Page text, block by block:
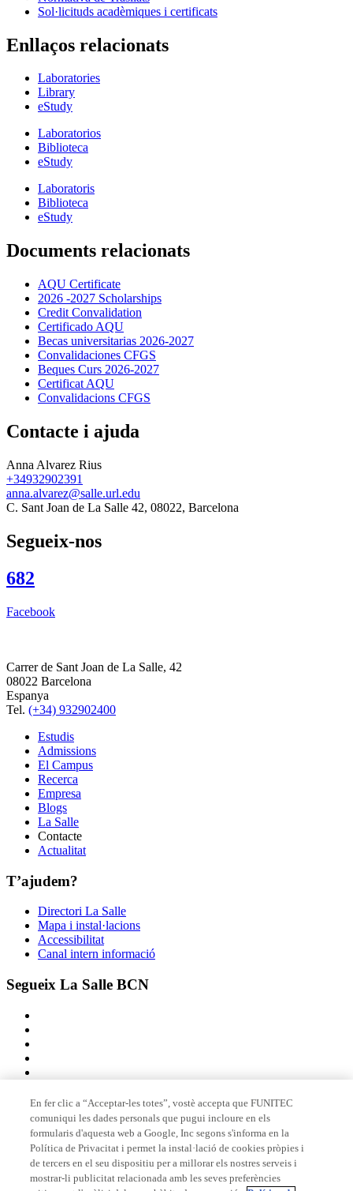
Sol·licituds acadèmiques i certificats
Enllaços relacionats
Laboratories
Library
eStudy
Laboratorios
Biblioteca
eStudy
Laboratoris
Biblioteca
eStudy
Documents relacionats
AQU Certificate
2026 -2027 Scholarships
Credit Convalidation
Certificado AQU
Becas universitarias 2026-2027
Convalidaciones CFGS
Beques Curs 2026-2027
Certificat AQU
Convalidacions CFGS
Contacte i ajuda
Anna Alvarez Rius
+34932902391
anna.alvarez@salle.url.edu
C. Sant Joan de La Salle 42, 08022, Barcelona
Segueix-nos
682
Facebook
Carrer de Sant Joan de La Salle, 42
08022 Barcelona
Espanya
Tel. (+34) 932902400
Estudis
Admissions
El Campus
Recerca
Empresa
Blogs
La Salle
Contacte
Actualitat
T’ajudem?
Directori La Salle
Mapa i instal·lacions
Accessibilitat
Canal intern informació
Segueix La Salle BCN
Membre de
Acreditacions
En fer clic a “Acceptar-les totes”, vostè accepta que FUNITEC
comuniqui les dades personals que pugui incloure en els
formularis d'aquesta web a Google, Inc segons s'informa en la
Política de Privacitat i permet la instal·lació de cookies pròpies i
de tercers en el seu dispositiu per a millorar els nostres serveis i
mostrar-li publicitat relacionada amb les seves preferències